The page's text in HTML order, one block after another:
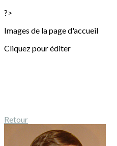
?>
Images de la page d'accueil
Cliquez pour éditer
Retour